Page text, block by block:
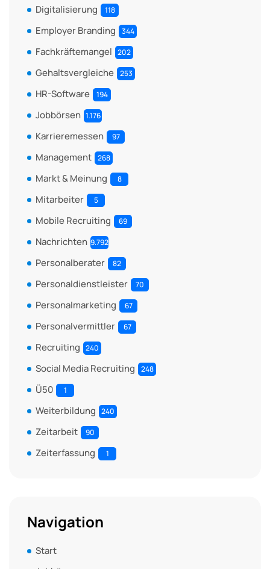
Digitalisierung 118
Employer Branding 344
Fachkräftemangel 202
Gehaltsvergleiche 253
HR-Software 194
Jobbörsen 1.176
Karrieremessen 97
Management 268
Markt & Meinung 8
Mitarbeiter 5
Mobile Recruiting 69
Nachrichten 9.792
Personalberater 82
Personaldienstleister 70
Personalmarketing 67
Personalvermittler 67
Recruiting 240
Social Media Recruiting 248
Ü50 1
Weiterbildung 240
Zeitarbeit 90
Zeiterfassung 1
Navigation
Start